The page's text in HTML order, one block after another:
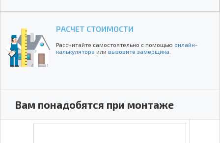
РАСЧЕТ СТОИМОСТИ
Рассчитайте самостоятельно с помощью онлайн-
калькулятора или вызовите замерщика
Вам понадобятся при монтаже